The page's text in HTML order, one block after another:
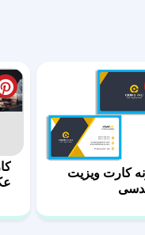
کارت ویزیت